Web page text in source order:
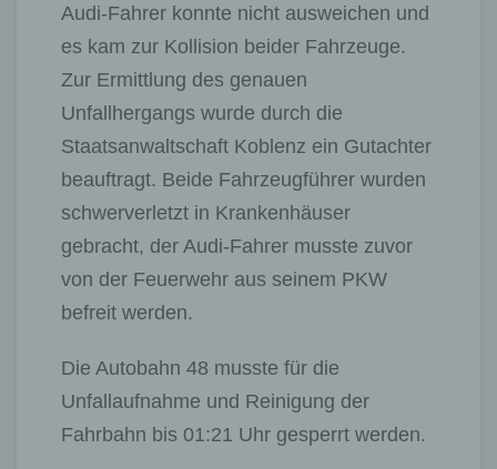
Audi-Fahrer konnte nicht ausweichen und
es kam zur Kollision beider Fahrzeuge.
Zur Ermittlung des genauen
Unfallhergangs wurde durch die
Staatsanwaltschaft Koblenz ein Gutachter
beauftragt. Beide Fahrzeugführer wurden
schwerverletzt in Krankenhäuser
gebracht, der Audi-Fahrer musste zuvor
von der Feuerwehr aus seinem PKW
befreit werden.
Die Autobahn 48 musste für die
Unfallaufnahme und Reinigung der
Fahrbahn bis 01:21 Uhr gesperrt werden.